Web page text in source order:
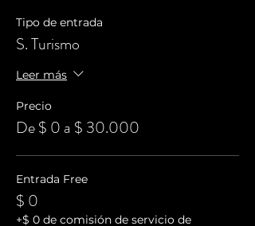
Tipo de entrada
S. Turismo
Leer más
Precio
De $ 0 a $ 30.000
Entrada Free
$ 0
+$ 0 de comisión de servicio de